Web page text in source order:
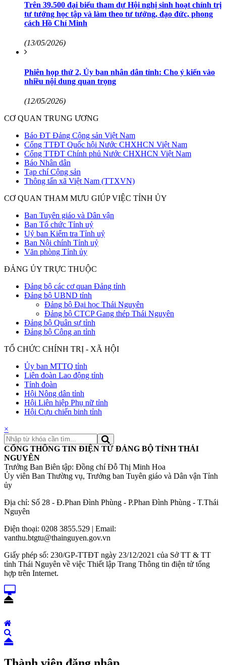
Trên 39.500 đại biểu tham dự Hội nghị sinh hoạt chính trị
tư tưởng học tập và làm theo tư tưởng, đạo đức, phong
cách Hồ Chí Minh
(13/05/2026)
Phiên họp thứ 2, Ủy ban nhân dân tỉnh: Cho ý kiến vào
nhiều nội dung quan trọng
(12/05/2026)
CƠ QUAN TRUNG ƯƠNG
Báo ĐT Đảng Cộng sản Việt Nam
Cổng TTĐT Quốc hội Nước CHXHCN Việt Nam
Cổng TTĐT Chính phủ Nước CHXHCN Việt Nam
Báo Nhân dân
Tạp chí Cộng sản
Thông tấn xã Việt Nam (TTXVN)
CƠ QUAN THAM MƯU GIÚP VIỆC TỈNH ỦY
Ban Tuyên giáo và Dân vận
Ban Tổ chức Tỉnh uỷ
Uỷ ban Kiểm tra Tỉnh uỷ
Ban Nội chính Tỉnh uỷ
Văn phòng Tỉnh ủy
ĐẢNG ỦY TRỰC THUỘC
Đảng bộ các cơ quan Đảng tỉnh
Đảng bộ UBND tỉnh
Đảng bộ Đại học Thái Nguyên
Đảng bộ CTCP Gang thép Thái Nguyên
Đảng bộ Quân sự tỉnh
Đảng bộ Công an tỉnh
TỔ CHỨC CHÍNH TRỊ - XÃ HỘI
Ủy ban MTTQ tỉnh
Liên đoàn Lao động tỉnh
Tỉnh đoàn
Hội Nông dân tỉnh
Hội Liên hiệp Phụ nữ tỉnh
Hội Cựu chiến binh tỉnh
×
CỔNG THÔNG TIN ĐIỆN TỬ ĐẢNG BỘ TỈNH THÁI
NGUYÊN
Trưởng Ban Biên tập: Đồng chí Đỗ Thị Minh Hoa
Ủy viên Ban Thường vụ, Trưởng ban Tuyên giáo và Dân vận Tỉnh
ủy
Địa chỉ: Số 28 - Đ.Phan Đình Phùng - P.Phan Đình Phùng - T.Thái
Nguyên
Điện thoại: 0208 3855.529 | Email:
vanthu.btgtu@thainguyen.gov.vn
Giấy phép số: 230/GP-TTĐT ngày 23/12/2021 của Sở TT & TT
tỉnh Thái Nguyên về việc Thiết lập Trang Thông tin điện tử tổng
hợp trên Internet.